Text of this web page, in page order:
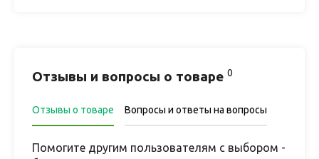
Отзывы и вопросы о товаре 0
Отзывы о товаре Вопросы и ответы на вопросы
Помогите другим пользователям с выбором -